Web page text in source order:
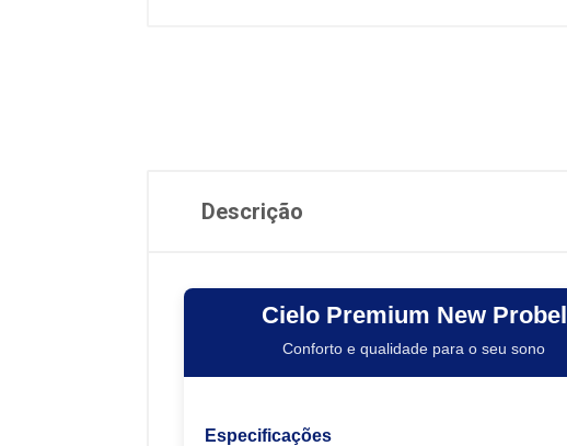
Descrição
Cielo Premium New Probel
Conforto e qualidade para o seu sono
Especificações